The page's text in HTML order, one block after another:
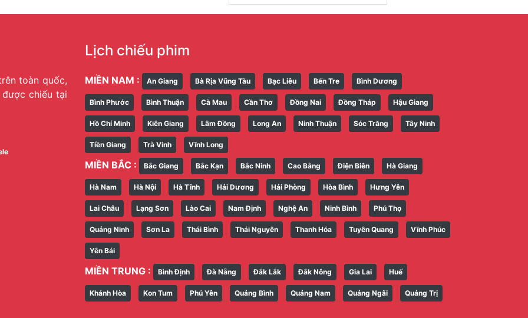
toàn quốc,
chiếu tại
Lịch chiếu phim
MIỀN NAM : An Giang Bà Rịa Vũng Tàu Bạc Liêu Bến Tre Bình Dương
Bình Phước Bình Thuận Cà Mau Cần Thơ Đồng Nai Đồng Tháp Hậu Giang
Hồ Chí Minh Kiên Giang Lâm Đồng Long An Ninh Thuận Sóc Trăng Tây Ninh
Tiền Giang Trà Vinh Vĩnh Long
MIỀN BẮC : Bắc Giang Bắc Kạn Bắc Ninh Cao Bằng Điện Biên Hà Giang
Hà Nam Hà Nội Hà Tĩnh Hải Dương Hải Phòng Hòa Bình Hưng Yên
Lai Châu Lạng Sơn Lào Cai Nam Định Nghệ An Ninh Bình Phú Thọ
Quảng Ninh Sơn La Thái Bình Thái Nguyên Thanh Hóa Tuyên Quang Vĩnh Phúc
Yên Bái
MIỀN TRUNG : Bình Định Đà Nẵng Đắk Lắk Đắk Nông Gia Lai Huế
Khánh Hòa Kon Tum Phú Yên Quảng Bình Quảng Nam Quảng Ngãi Quảng Trị